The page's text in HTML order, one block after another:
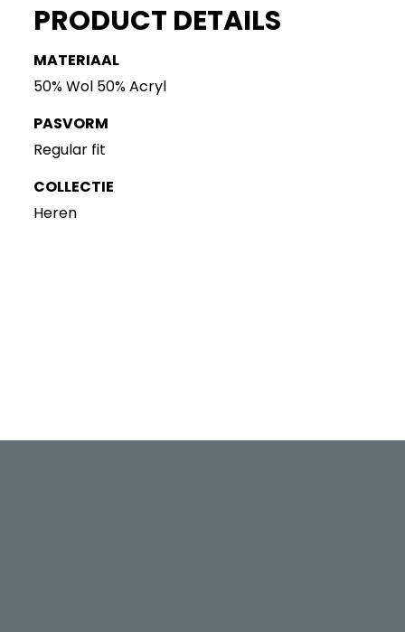
PRODUCT DETAILS
MATERIAAL
50% Wol 50% Acryl
PASVORM
Regular fit
COLLECTIE
Heren